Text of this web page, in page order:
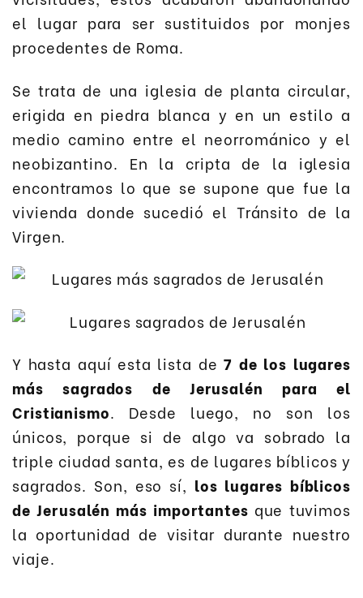
el lugar para ser sustituidos por monjes
procedentes de Roma.
Se trata de una iglesia de planta circular,
erigida en piedra blanca y en un estilo a
medio camino entre el neorrománico y el
neobizantino. En la cripta de la iglesia
encontramos lo que se supone que fue la
vivienda donde sucedió el Tránsito de la
Virgen.
Y hasta aquí esta lista de7 de los lugares
más sagrados de Jerusalén para el
Cristianismo. Desde luego, no son los
únicos, porque si de algo va sobrado la
triple ciudad santa, es de lugares bíblicos y
sagrados. Son, eso sí, los lugares bíblicos
de Jerusalén más importantes que tuvimos
la oportunidad de visitar durante nuestro
viaje.